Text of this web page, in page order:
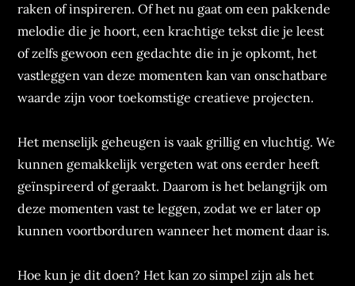
raken of inspireren. Of het nu gaat om een pakkende
melodie die je hoort, een krachtige tekst die je leest
of zelfs gewoon een gedachte die in je opkomt, het
vastleggen van deze momenten kan van onschatbare
waarde zijn voor toekomstige creatieve projecten.
Het menselijk geheugen is vaak grillig en vluchtig. We
kunnen gemakkelijk vergeten wat ons eerder heeft
geïnspireerd of geraakt. Daarom is het belangrijk om
deze momenten vast te leggen, zodat we er later op
kunnen voortborduren wanneer het moment daar is.
Hoe kun je dit doen? Het kan zo simpel zijn als het